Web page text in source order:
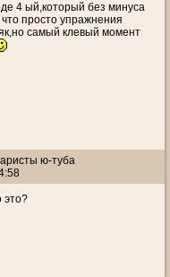
4 ый,который без минуса
просто упражнения
самый клевый момент
ю-туба
это?